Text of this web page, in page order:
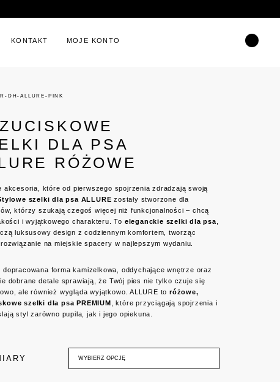
KONTAKT MOJE KONTO
DH-ALLURE-PINK
DLA PSA
RÓŻOWE
akcesoria, które od pierwszego spojrzenia zdradzają swoją
szelki dla psa ALLURE zostały stworzone dla
którzy szukają czegoś więcej niż funkcjonalności – chcą
i wyjątkowego charakteru. To eleganckie szelki dla psa
luksusowy design z codziennym komfortem, tworząc
na miejskie spacery w najlepszym wydaniu.
dopracowana forma kamizelkowa, oddychające wnętrze oraz
dobrane detale sprawiają, że Twój pies nie tylko czuje się
ale również wygląda wyjątkowo. ALLURE to różowe,
szelki dla psa PREMIUM , które przyciągają spojrzenia i
styl zarówno pupila, jak i jego opiekuna.
WYBIERZ OPCJĘ